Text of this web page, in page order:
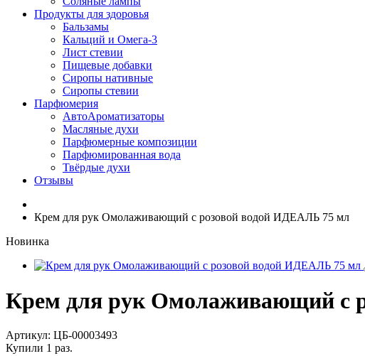
Продукты для здоровья
Бальзамы
Кальций и Омега-3
Лист стевии
Пищевые добавки
Сиропы нативные
Сиропы стевии
Парфюмерия
АвтоАроматизаторы
Масляные духи
Парфюмерные композиции
Парфюмированная вода
Твёрдые духи
Отзывы
Крем для рук Омолаживающий с розовой водой ИДЕАЛЬ 75 мл
Новинка
Крем для рук Омолаживающий с
Артикул: ЦБ-00003493
Купили 1 раз.